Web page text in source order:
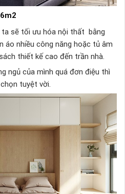
ta sẽ tối ưu hóa nội thất bằng
áo nhiều công năng hoặc tủ âm
thiết kế cao đến trần nhà.
ngủ của mình quá đơn điệu thì
tuyệt vời.